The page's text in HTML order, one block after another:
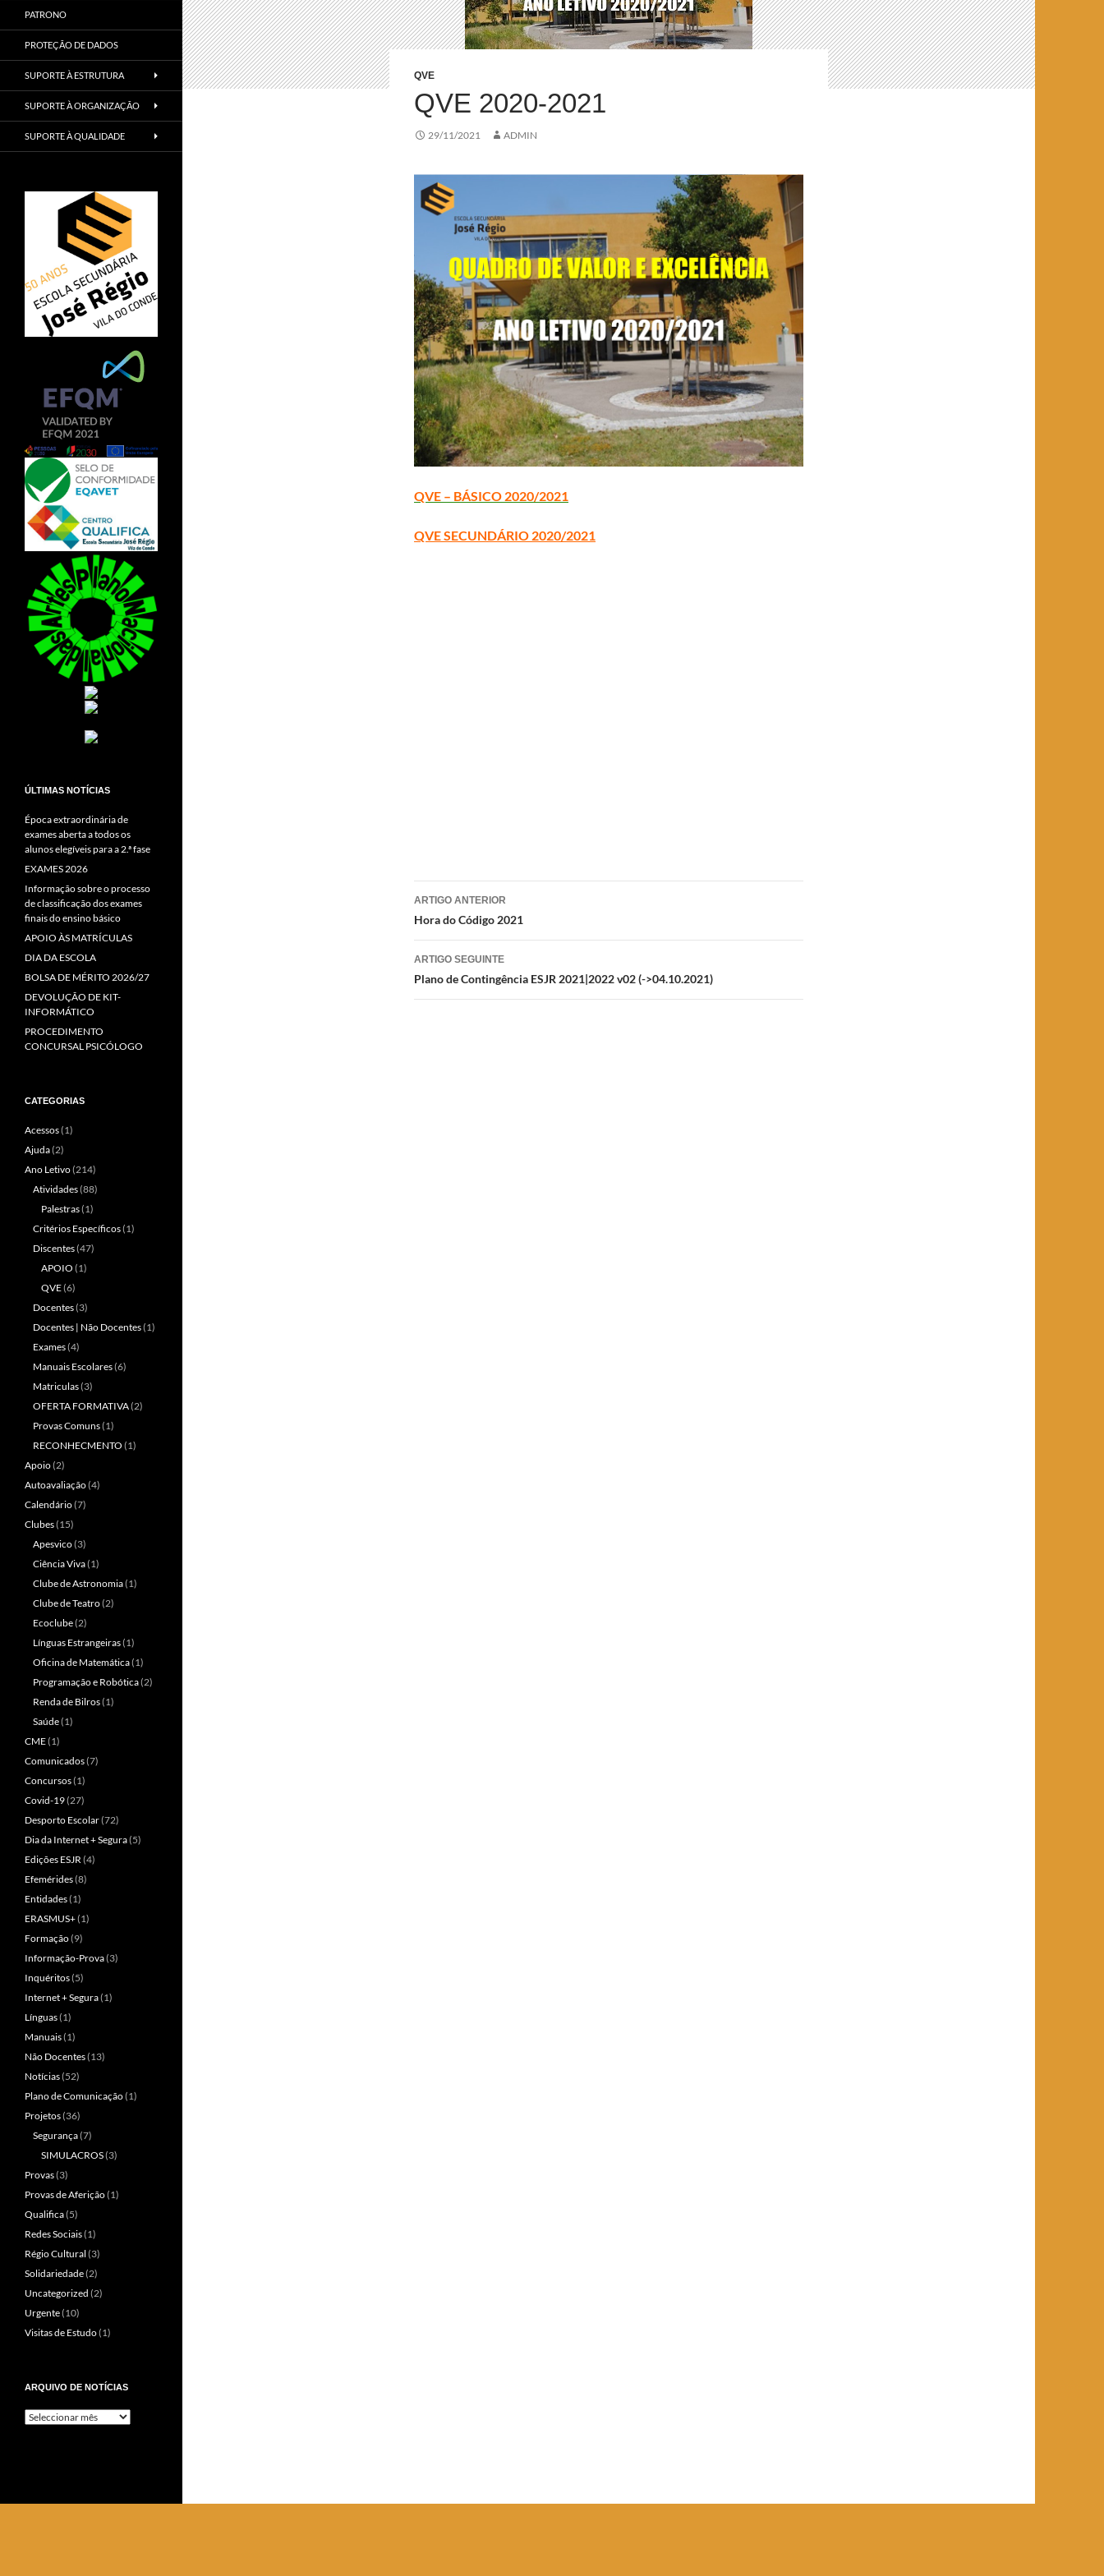
QVE
QVE 2020-2021
29/11/2021 ADMIN
QVE – BÁSICO 2020/2021
QVE SECUNDÁRIO 2020/2021
Navegação
de
artigos
ARTIGO ANTERIOR
Hora do Código 2021
ARTIGO SEGUINTE
Plano de Contingência ESJR 2021|2022 v02 (->04.10.2021)
PATRONO
PROTEÇÃO DE DADOS
SUPORTE À ESTRUTURA
SUPORTE À ORGANIZAÇÃO
SUPORTE À QUALIDADE
ÚLTIMAS NOTÍCIAS
Época extraordinária de
exames aberta a todos os
alunos elegíveis para a 2.ª fase
EXAMES 2026
Informação sobre o processo
de classificação dos exames
finais do ensino básico
APOIO ÀS MATRÍCULAS
DIA DA ESCOLA
BOLSA DE MÉRITO 2026/27
DEVOLUÇÃO DE KIT-
INFORMÁTICO
PROCEDIMENTO
CONCURSAL PSICÓLOGO
CATEGORIAS
Acessos(1)
Ajuda(2)
Ano Letivo(214)
Atividades(88)
Palestras(1)
Critérios Específicos(1)
Discentes(47)
APOIO (1)
QVE(6)
Docentes(3)
Docentes | Não Docentes(1)
Exames(4)
Manuais Escolares(6)
Matriculas(3)
OFERTA FORMATIVA(2)
Provas Comuns(1)
RECONHECMENTO (1)
Apoio(2)
Autoavaliação(4)
Calendário(7)
Clubes(15)
Apesvico(3)
Ciência Viva(1)
Clube de Astronomia(1)
Clube de Teatro(2)
Ecoclube(2)
Línguas Estrangeiras(1)
Oficina de Matemática(1)
Programação e Robótica(2)
Renda de Bilros(1)
Saúde(1)
CME(1)
Comunicados(7)
Concursos(1)
Covid-19(27)
Desporto Escolar(72)
Dia da Internet + Segura(5)
Edições ESJR (4)
Efemérides(8)
Entidades(1)
ERASMUS+(1)
Formação(9)
Informação-Prova(3)
Inquéritos(5)
Internet + Segura(1)
Línguas(1)
Manuais(1)
Não Docentes(13)
Notícias(52)
Plano de Comunicação(1)
Projetos(36)
Segurança(7)
SIMULACROS(3)
Provas(3)
Provas de Aferição(1)
Qualifica(5)
Redes Sociais(1)
Régio Cultural (3)
Solidariedade(2)
Uncategorized (2)
Urgente(10)
Visitas de Estudo(1)
ARQUIVO DE NOTÍCIAS
Arquivo